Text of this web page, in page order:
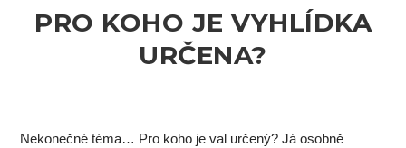
PRO KOHO JE VYHLÍDKA
URČENA?
Nekonečné téma… Pro koho je val určený? Já osobně